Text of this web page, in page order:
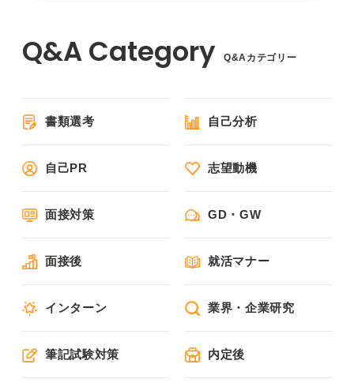
Q&Aカテゴリー
書類選考 自己分析
自己PR 志望動機
面接対策 GD・GW
面接後 就活マナー
インターン 業界・企業研究
筆記試験対策 内定後